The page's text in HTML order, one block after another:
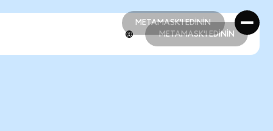
METAMASK'I EDİNİN
METAMASK'I EDİNİN
METAMASK'I EDİNİN